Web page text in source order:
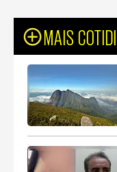
MAIS